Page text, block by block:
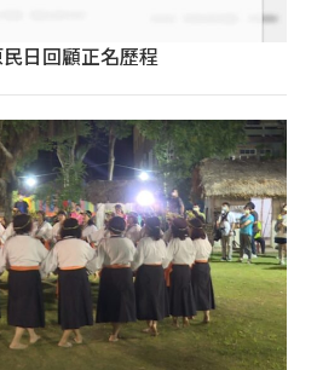
日回顧正名歷程